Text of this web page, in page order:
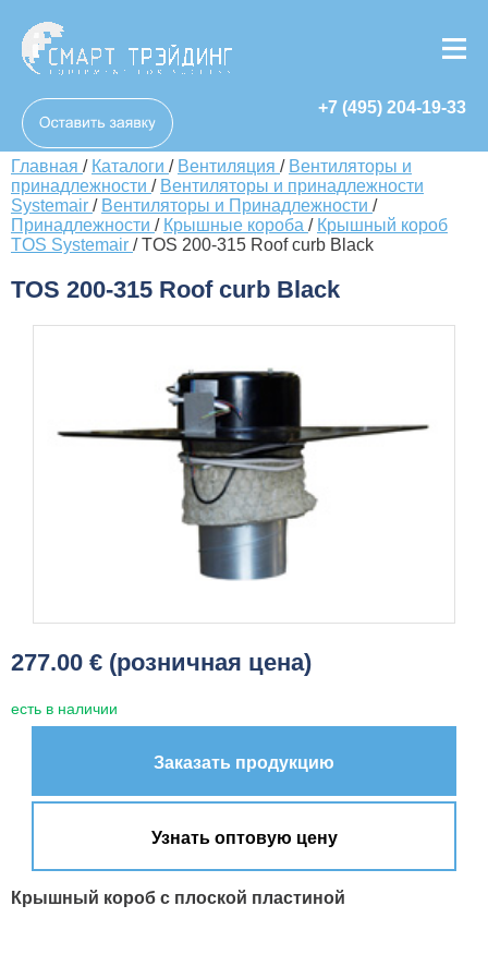
+7 (495) 204-19-33
Главная / Каталоги / Вентиляция / Вентиляторы и
принадлежности / Вентиляторы и принадлежности
Systemair / Вентиляторы и Принадлежности /
Принадлежности / Крышные короба / Крышный короб
TOS Systemair /TOS 200-315 Roof curb Black
TOS 200-315 Roof curb Black
277.00 € (розничная цена)
есть в наличии
Заказать продукцию
Узнать оптовую цену
Крышный короб с плоской пластиной